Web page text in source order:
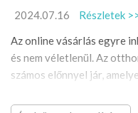
2024.07.16
Részletek
Az online vásárlás egyre
és nem véletlenül. Az
számos előnnyel jár,